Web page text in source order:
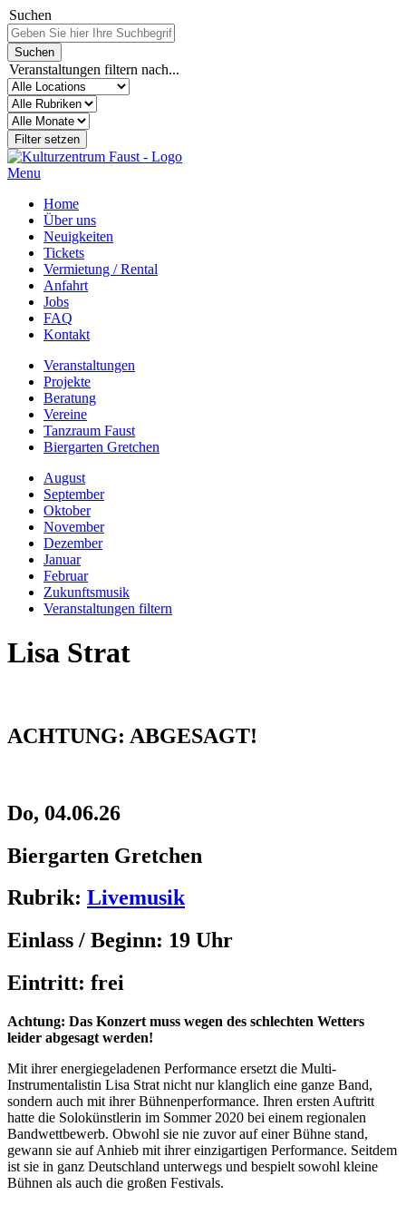
Suchen
Veranstaltungen filtern nach...
Menu
Home
Über uns
Neuigkeiten
Tickets
Vermietung / Rental
Anfahrt
Jobs
FAQ
Kontakt
Veranstaltungen
Projekte
Beratung
Vereine
Tanzraum Faust
Biergarten Gretchen
August
September
Oktober
November
Dezember
Januar
Februar
Zukunftsmusik
Veranstaltungen filtern
Lisa Strat
ACHTUNG: ABGESAGT!
Do, 04.06.26
Biergarten Gretchen
Rubrik: Livemusik
Einlass / Beginn: 19 Uhr
Eintritt: frei
Achtung: Das Konzert muss wegen des schlechten Wetters
leider abgesagt werden!
Mit ihrer energiegeladenen Performance ersetzt die Multi-
Instrumentalistin Lisa Strat nicht nur klanglich eine ganze Band,
sondern auch mit ihrer Bühnenperformance. Ihren ersten Auftritt
hatte die Solokünstlerin im Sommer 2020 bei einem regionalen
Bandwettbewerb. Obwohl sie nie zuvor auf einer Bühne stand,
gewann sie auf Anhieb mit ihrer einzigartigen Performance. Seitdem
ist sie in ganz Deutschland unterwegs und bespielt sowohl kleine
Bühnen als auch die großen Festivals.